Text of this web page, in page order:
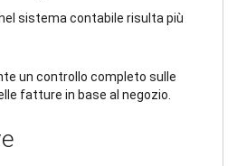
sistema contabile risulta più
un controllo completo sulle
fatture in base al negozio.